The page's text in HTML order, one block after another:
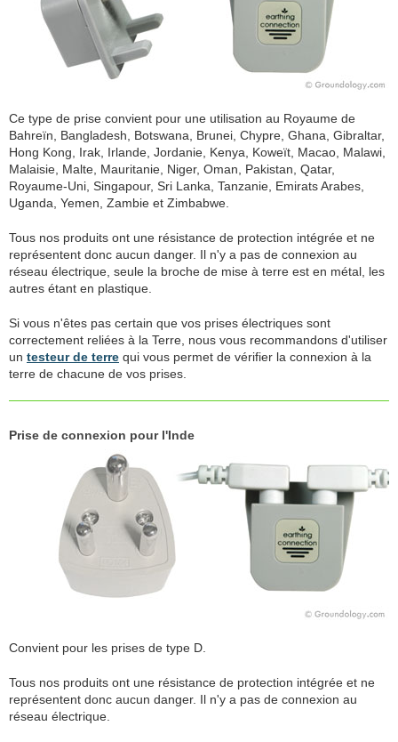
Ce type de prise convient pour une utilisation au Royaume de
Bahreïn, Bangladesh, Botswana, Brunei, Chypre, Ghana, Gibraltar,
Hong Kong, Irak, Irlande, Jordanie, Kenya, Koweït, Macao, Malawi,
Malaisie, Malte, Mauritanie, Niger, Oman, Pakistan, Qatar,
Royaume-Uni, Singapour, Sri Lanka, Tanzanie, Emirats Arabes,
Uganda, Yemen, Zambie et Zimbabwe.
Tous nos produits ont une résistance de protection intégrée et ne
représentent donc aucun danger. Il n'y a pas de connexion au
réseau électrique, seule la broche de mise à terre est en métal, les
autres étant en plastique.
Si vous n'êtes pas certain que vos prises électriques sont
correctement reliées à la Terre, nous vous recommandons d'utiliser
un testeur de terre qui vous permet de vérifier la connexion à la
terre de chacune de vos prises.
Prise de connexion pour l'Inde
Convient pour les prises de type D.
Tous nos produits ont une résistance de protection intégrée et ne
représentent donc aucun danger. Il n'y a pas de connexion au
réseau électrique.